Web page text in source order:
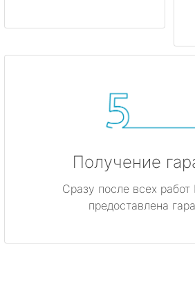
Получение
Сразу после всех работ
предоставлена